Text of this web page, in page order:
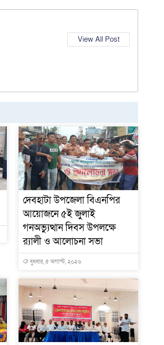
View All Post
দেবহাটা উপজেলা বিএনপির
আয়োজনে ৫ই জুলাই
গনঅভ্যুত্থান দিবস উপলক্ষে
র‍্যালী ও আলোচনা সভা
বুধবার, ৫ অগাস্ট, ২০২৬